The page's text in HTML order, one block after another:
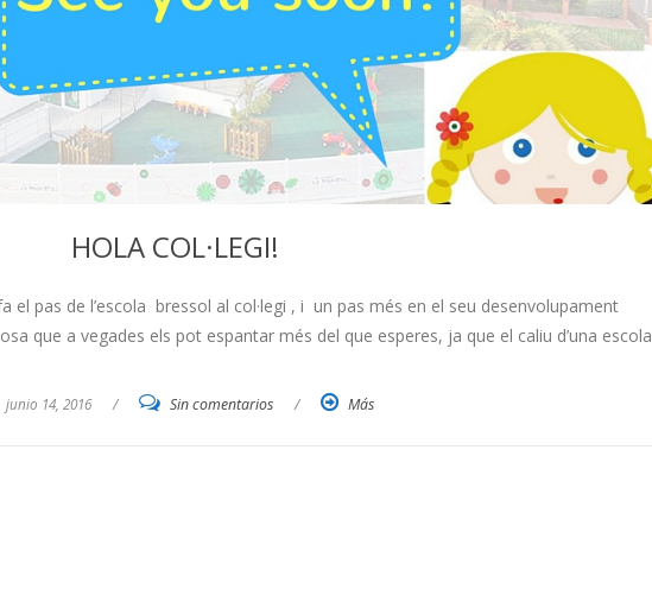
HOLA COL·LEGI!
el pas de l’escola bressol al col·legi , i un pas més en el seu desenvolupament
que a vegades els pot espantar més del que esperes, ja que el caliu d’una escola
junio 14, 2016 / Sin comentarios / Más